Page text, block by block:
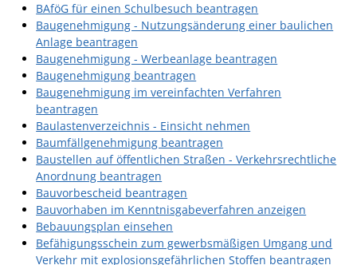
Gemmrigheimer
Lesewochen
Paten für Baum- und
Pflanzbeete
Boulebahn
Willkommensbesuche
Krabbelgruppe
Kinderkleidermarkt
Gemmrigheimer
BAföG für einen Schulbesuch beantragen
Baugenehmigung - Nutzungsänderung einer baulichen
Anlage beantragen
Baugenehmigung - Werbeanlage beantragen
Baugenehmigung beantragen
Baugenehmigung im vereinfachten Verfahren
beantragen
Baulastenverzeichnis - Einsicht nehmen
Baumfällgenehmigung beantragen
Baustellen auf öffentlichen Straßen - Verkehrsrechtliche
Anordnung beantragen
Bauvorbescheid beantragen
Bauvorhaben im Kenntnisgabeverfahren anzeigen
Bebauungsplan einsehen
Befähigungsschein zum gewerbsmäßigen Umgang und
Verkehr mit explosionsgefährlichen Stoffen beantragen